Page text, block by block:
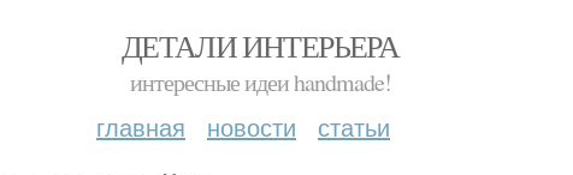
ДЕТАЛИ ИНТЕРЬЕРА
интересные идеи handmade!
главная новости статьи